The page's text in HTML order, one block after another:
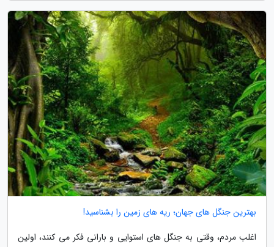
بهترین جنگل های جهان؛ ریه های زمین را بشناسید!
اغلب مردم، وقتی به جنگل های استوایی و بارانی فکر می کنند، اولین